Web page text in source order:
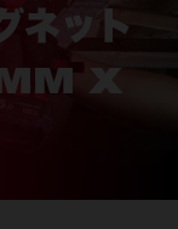
ット
X